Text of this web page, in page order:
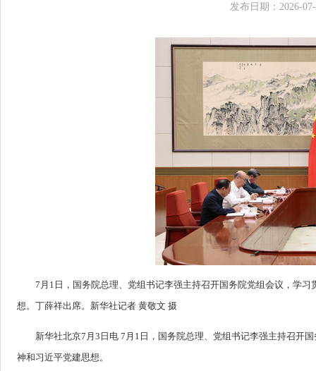
发布日期：2026-
7月1日，国务院总理、党组书记李强主持召开国务院党组会议，学
想。丁薛祥出席。新华社记者 黄敬文 摄
新华社北京7月3日电 7月1日，国务院总理、党组书记李强主持召开
神和习近平党建思想。